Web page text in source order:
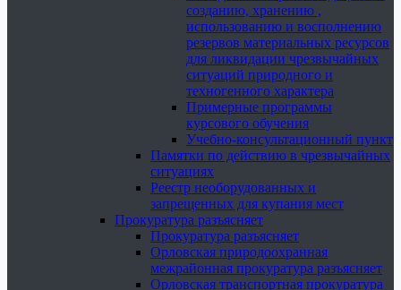
созданию, хранению ,
использованию и восполнению
резервов материальных ресурсов
для ликвидации чрезвычайных
ситуаций природного и
техногенного характера
Примерные программы
курсового обучения
Учебно-консультационный пункт
Памятки по действию в чрезвычайных
ситуациях
Реестр необорудованных и
запрещенных для купания мест
Прокуратура разъясняет
Прокуратура разъясняет
Орловская природоохранная
межрайонная прокуратура разъясняет
Орловская транспортная прокуратура